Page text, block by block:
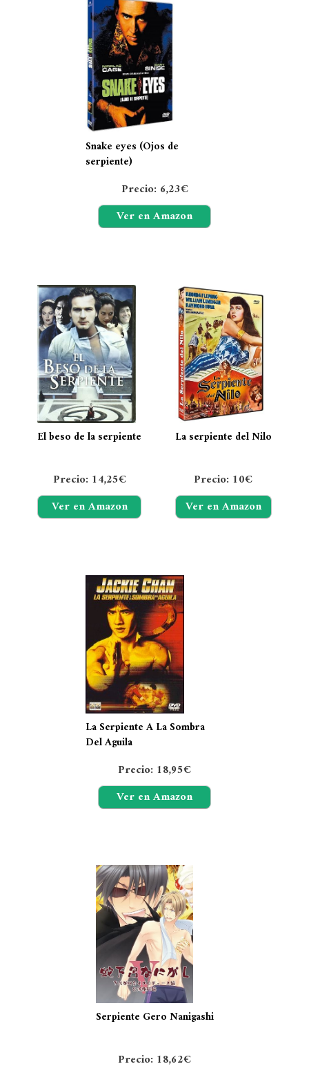
Snake eyes (Ojos de
serpiente)
Precio: 6,23€
Ver en Amazon
El beso de la serpiente
Precio: 14,25€
Ver en Amazon
La serpiente del Nilo
Precio: 10€
Ver en Amazon
La Serpiente A La Sombra
Del Aguila
Precio: 18,95€
Ver en Amazon
Serpiente Gero Nanigashi
Precio: 18,62€